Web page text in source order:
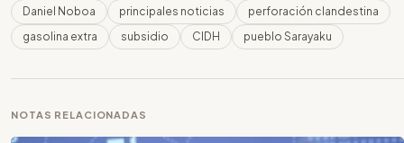
Daniel Noboa
principales noticias
perforación clandestina
gasolina extra
subsidio CIDH pueblo Sarayaku
NOTAS RELACIONADAS